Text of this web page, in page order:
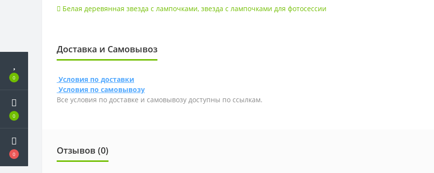
0
0
0
Белая деревянная звезда с лампочками, звезда с лампочками для фотосессии
Доставка и Самовывоз
Условия по доставки
Условия по самовывозу
Все условия по доставке и самовывозу доступны по ссылкам.
Отзывов (0)